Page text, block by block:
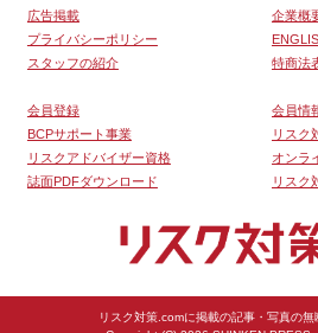
広告掲載
企業概
プライバシーポリシー
スタッフの紹介
特商法
会員登録
会員情
BCPサポート事業
リスク
リスクアドバイザー資格
オンラ
誌面PDFダウンロード
リスク
リスク対策.comに掲載の記事・写真の無